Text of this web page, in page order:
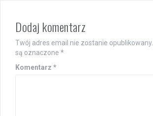
Dodaj komentarz
Twój adres email nie zostanie opublikowany.
są oznaczone *
Komentarz *